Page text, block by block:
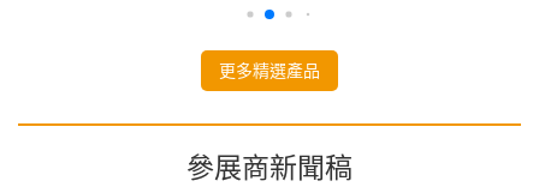
更多精選產品
參展商新聞稿